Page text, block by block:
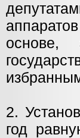
основе,
2.
год